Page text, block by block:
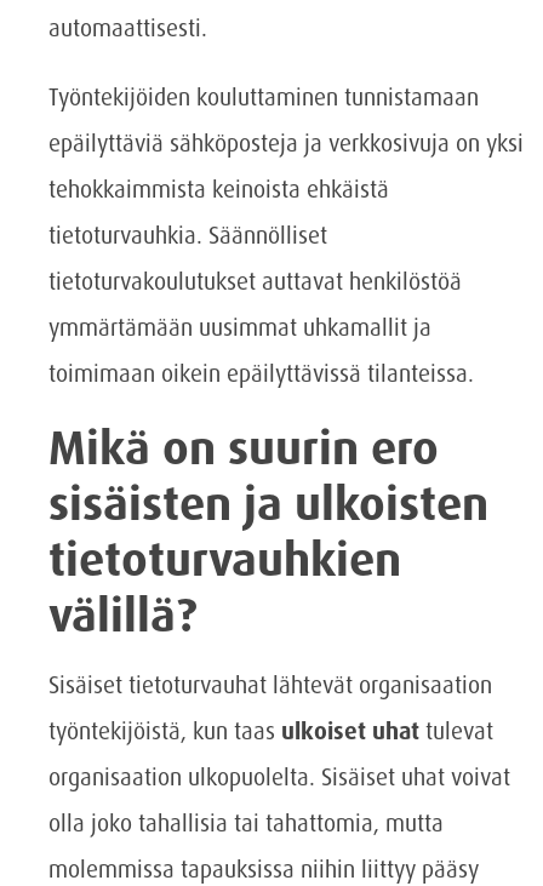
automaattisesti.
Työntekijöiden kouluttaminen tunnistamaan
epäilyttäviä sähköposteja ja verkkosivuja on yksi
tehokkaimmista keinoista ehkäistä
tietoturvauhkia. Säännölliset
tietoturvakoulutukset auttavat henkilöstöä
ymmärtämään uusimmat uhkamallit ja
toimimaan oikein epäilyttävissä tilanteissa.
Mikä on suurin ero
sisäisten ja ulkoisten
tietoturvauhkien
välillä?
Sisäiset tietoturvauhat lähtevät organisaation
työntekijöistä, kun taas ulkoiset uhat tulevat
organisaation ulkopuolelta. Sisäiset uhat voivat
olla joko tahallisia tai tahattomia, mutta
molemmissa tapauksissa niihin liittyy pääsy